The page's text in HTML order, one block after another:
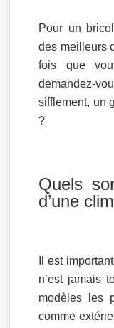
Pour un
des meilleurs
fois que
demandez-
sifflement, un
?
Quels
d’une
Il est
n’est jamais
modèles les
comme